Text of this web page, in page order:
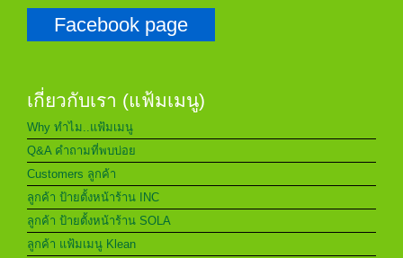
Facebook page
เกี่ยวกับเรา (แฟ้มเมนู)
Why ทำไม..แฟ้มเมนู
Q&A คำถามที่พบบ่อย
Customers ลูกค้า
ลูกค้า ป้ายตั้งหน้าร้าน INC
ลูกค้า ป้ายตั้งหน้าร้าน SOLA
ลูกค้า แฟ้มเมนู Klean